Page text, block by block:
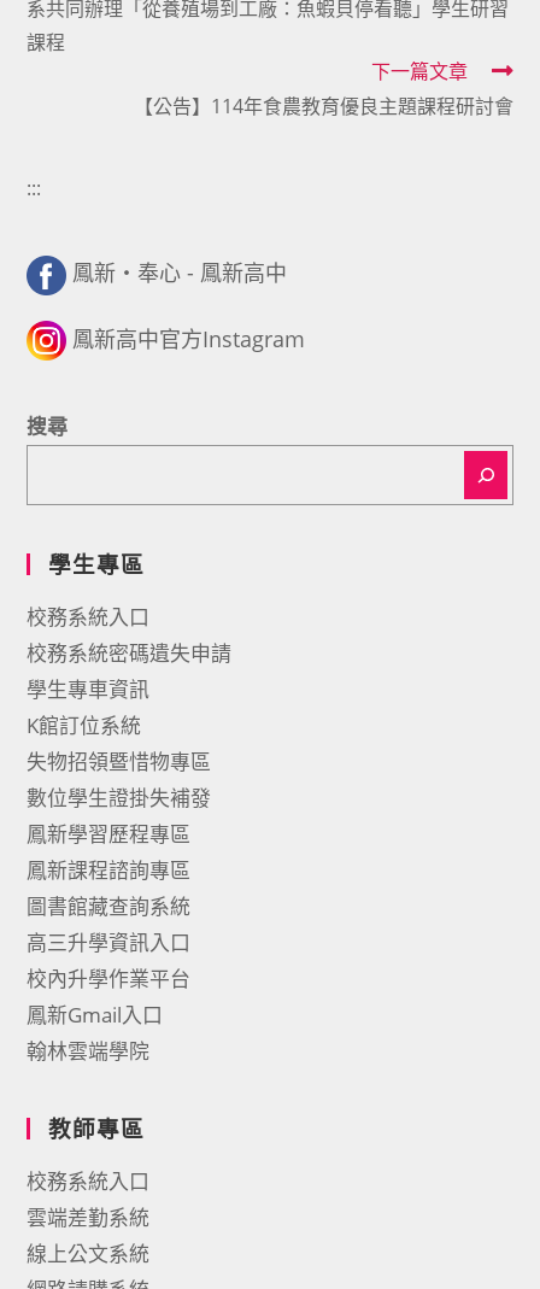
articles
系共同辦理「從養殖場到工廠：魚蝦貝停看聽」學生研習
課程
下一篇文章
【公告】114年食農教育優良主題課程研討會
:::
鳳新・奉心 - 鳳新高中
鳳新高中官方Instagram
搜尋
學生專區
校務系統入口
校務系統密碼遺失申請
學生專車資訊
K館訂位系統
失物招領暨惜物專區
數位學生證掛失補發
鳳新學習歷程專區
鳳新課程諮詢專區
圖書館藏查詢系統
高三升學資訊入口
校內升學作業平台
鳳新Gmail入口
翰林雲端學院
教師專區
校務系統入口
雲端差勤系統
線上公文系統